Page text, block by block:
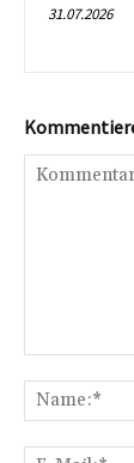
31.07.2026